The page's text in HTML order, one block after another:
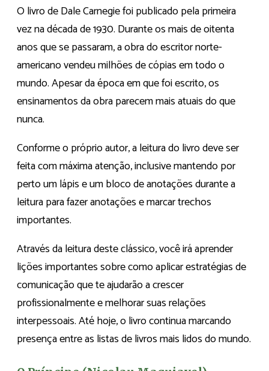
O livro de Dale Carnegie foi publicado pela primeira
vez na década de 1930. Durante os mais de oitenta
anos que se passaram, a obra do escritor norte-
americano vendeu milhões de cópias em todo o
mundo. Apesar da época em que foi escrito, os
ensinamentos da obra parecem mais atuais do que
nunca.
Conforme o próprio autor, a leitura do livro deve ser
feita com máxima atenção, inclusive mantendo por
perto um lápis e um bloco de anotações durante a
leitura para fazer anotações e marcar trechos
importantes.
Através da leitura deste clássico, você irá aprender
lições importantes sobre como aplicar estratégias de
comunicação que te ajudarão a crescer
profissionalmente e melhorar suas relações
interpessoais. Até hoje, o livro continua marcando
presença entre as listas de livros mais lidos do mundo.